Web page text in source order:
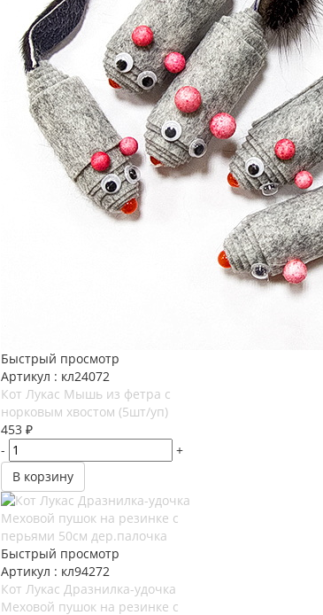
Быстрый просмотр
Артикул : кл24072
Кот Лукас Мышь из фетра с
норковым хвостом (5шт/уп)
453₽
-
+
В корзину
Быстрый просмотр
Артикул : кл94272
Кот Лукас Дразнилка-удочка
Меховой пушок на резинке с